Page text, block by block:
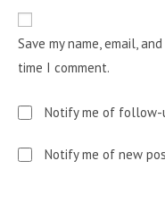
URL
(optional)
Save my name, email,
time I comment.
Notify me of follow-
Notify me of new